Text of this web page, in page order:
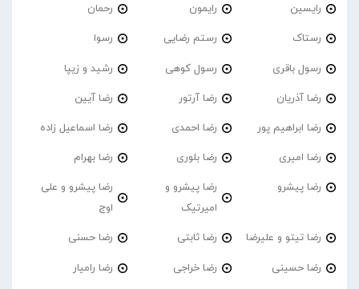
رایسین رایمون رحمان
رستاک رستم رضایی رسوا
رسول باقری رسول کوهی رشید و زیپا
رضا آذریان رضا آرتور رضا آیین
رضا ابراهیم پور رضا احمدی رضا اسماعیل زاده
رضا امیری رضا بلوری رضا بهرام
رضا پیشرو
رضا پیشرو و
امیرتیک
رضا پیشرو و علی
اوج
رضا تیتو و علیرضا رضا ثابتی رضا حسنی
رضا حسینی رضا خراجی رضا رامیار